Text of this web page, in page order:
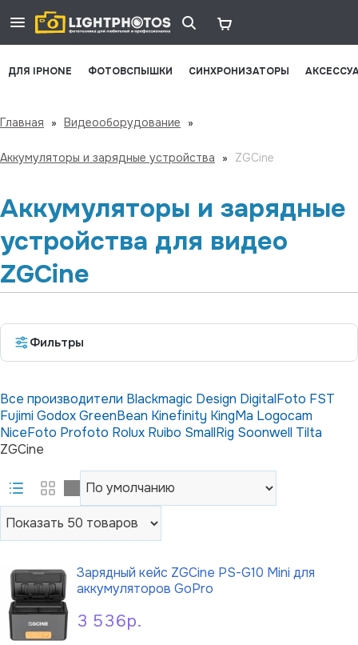
ДЛЯ IPHONE ФОТОВСПЫШКИ СИНХРОНИЗАТОРЫ
Главная » Видеооборудование »
Аккумуляторы и зарядные устройства » ZGCine
Аккумуляторы и зарядные
устройства для видео
ZGCine
Фильтры
Все производители Blackmagic Design DigitalFoto FST
FujimiGodoxGreenBean Kinefinity KingMa Logocam
NiceFoto Profoto Rolux Ruibo SmallRig Soonwell Tilta
ZGCine
3 536р.
Зарядный кейс ZGCine PS-G10 Mini для
аккумуляторов GoPro